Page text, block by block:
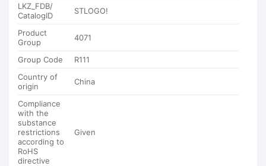
LKZ_FDB/
CatalogID
STLOGO!
Product
Group
4071
Group Code
R111
Country of
origin
China
Compliance
with the
substance
restrictions
according to
RoHS
directive
Given